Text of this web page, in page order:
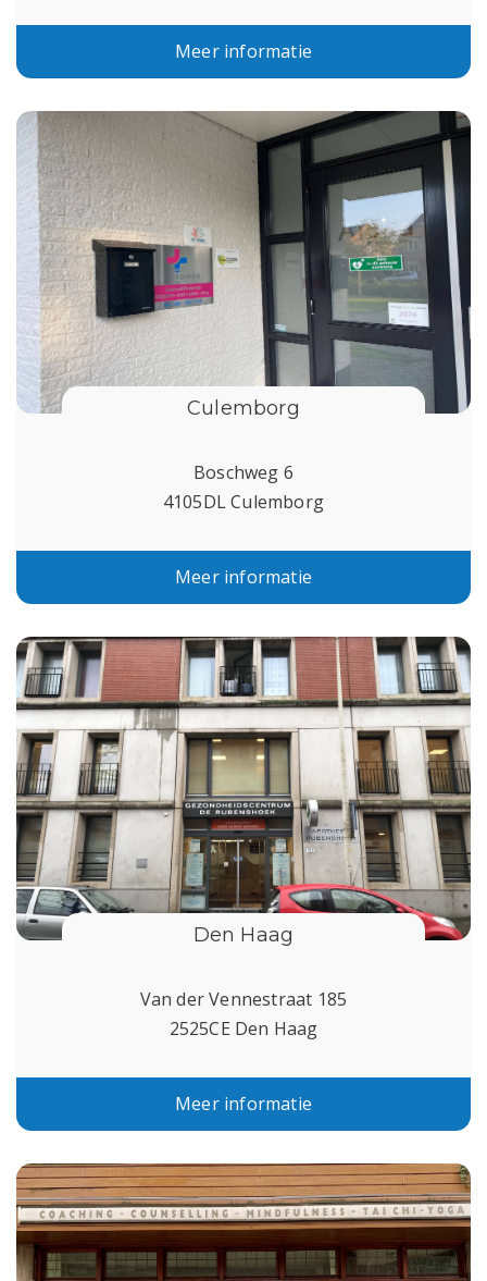
Meer informatie
Culemborg
Boschweg 6
4105DL Culemborg
Meer informatie
Den Haag
Van der Vennestraat 185
2525CE Den Haag
Meer informatie